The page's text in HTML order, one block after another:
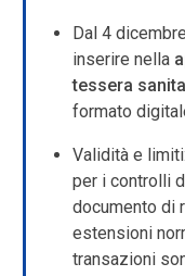
Dal 4
inserire nella
tessera
formato
Validità e
per i controlli
documento di
estensioni
transazioni